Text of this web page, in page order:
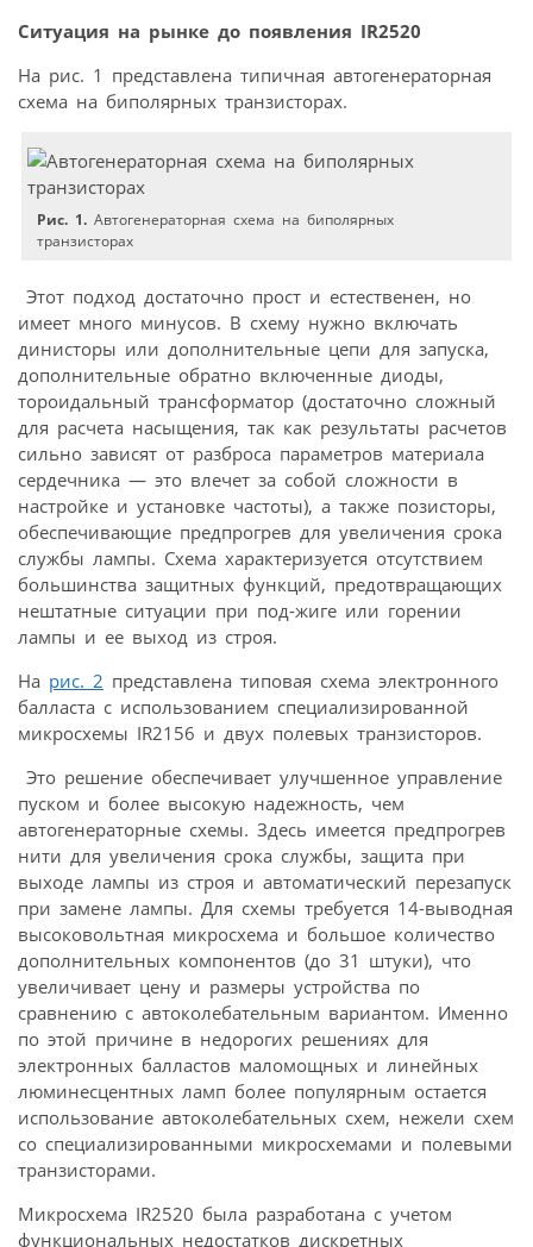
Ситуация на рынке до появления IR2520
На рис. 1 представлена типичная автогенераторная
схема на биполярных транзисторах.
Рис. 1. Автогенераторная схема на биполярных
транзисторах
Этот подход достаточно прост и естественен, но
имеет много минусов. В схему нужно включать
динисторы или дополнительные цепи для запуска,
дополнительные обратно включенные диоды,
тороидальный трансформатор (достаточно сложный
для расчета насыщения, так как результаты расчетов
сильно зависят от разброса параметров материала
сердечника — это влечет за собой сложности в
настройке и установке частоты), а также позисторы,
обеспечивающие предпрогрев для увеличения срока
службы лампы. Схема характеризуется отсутствием
большинства защитных функций, предотвращающих
нештатные ситуации при под-жиге или горении
лампы и ее выход из строя.
На рис. 2 представлена типовая схема электронного
балласта с использованием специализированной
микросхемы IR2156 и двух полевых транзисторов.
Это решение обеспечивает улучшенное управление
пуском и более высокую надежность, чем
автогенераторные схемы. Здесь имеется предпрогрев
нити для увеличения срока службы, защита при
выходе лампы из строя и автоматический перезапуск
при замене лампы. Для схемы требуется 14-выводная
высоковольтная микросхема и большое количество
дополнительных компонентов (до 31 штуки), что
увеличивает цену и размеры устройства по
сравнению с автоколебательным вариантом. Именно
по этой причине в недорогих решениях для
электронных балластов маломощных и линейных
люминесцентных ламп более популярным остается
использование автоколебательных схем, нежели схем
со специализированными микросхемами и полевыми
транзисторами.
Микросхема IR2520 была разработана с учетом
функциональных недостатков дискретных